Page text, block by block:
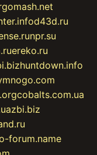
d43d.ru
npr.su
ereko.ru
huntdown.info
cobalts.com.ua
zbi.biz
forum.name